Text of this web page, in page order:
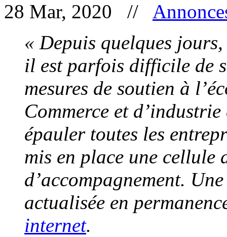
28 Mar, 2020 //
« Depuis quelques
il est parfois difficile de
mesures de soutien à
Commerce et
épauler toutes les
mis en place une cellule
d’accompagnement.
actualisée en
internet.